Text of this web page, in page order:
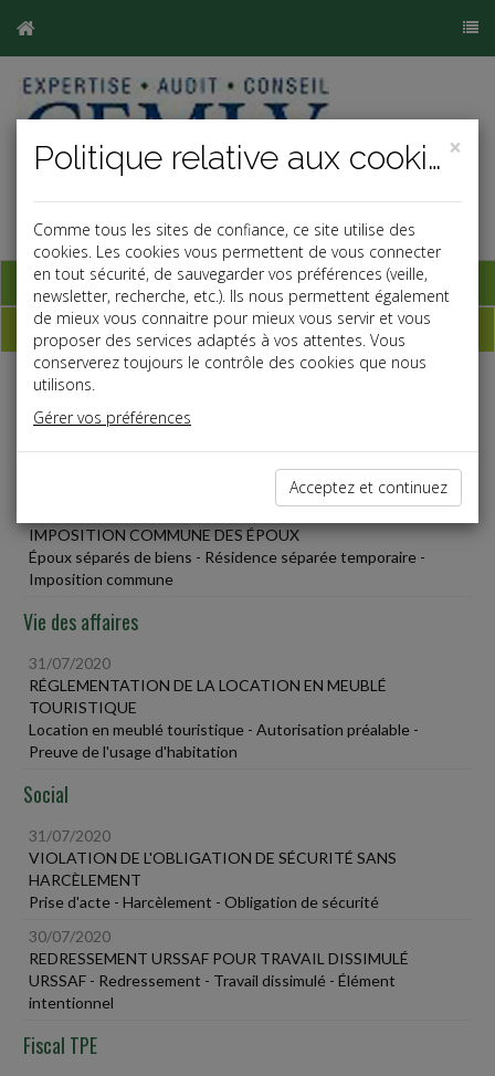
Base documentaire
Dépêches
Liste des dernières dépêches
IMPOSITION COMMUNE DES ÉPOUX
Époux séparés de biens - Résidence séparée temporaire -
Imposition commune
Vie des affaires
31/07/2020
RÉGLEMENTATION DE LA LOCATION EN MEUBLÉ
TOURISTIQUE
Location en meublé touristique - Autorisation préalable -
Preuve de l'usage d'habitation
Social
31/07/2020
VIOLATION DE L'OBLIGATION DE SÉCURITÉ SANS
HARCÈLEMENT
Prise d'acte - Harcèlement - Obligation de sécurité
30/07/2020
REDRESSEMENT URSSAF POUR TRAVAIL DISSIMULÉ
URSSAF - Redressement - Travail dissimulé - Élément
intentionnel
Fiscal TPE
×
Politique relative aux cookies
Comme tous les sites de confiance, ce site utilise des
cookies. Les cookies vous permettent de vous connecter
en tout sécurité, de sauvegarder vos préférences (veille,
newsletter, recherche, etc.). Ils nous permettent également
de mieux vous connaitre pour mieux vous servir et vous
proposer des services adaptés à vos attentes. Vous
conserverez toujours le contrôle des cookies que nous
utilisons.
Gérer vos préférences
Acceptez et continuez